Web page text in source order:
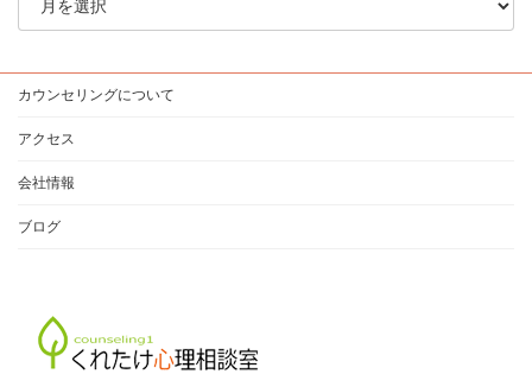
カウンセリングについて
アクセス
会社情報
ブログ